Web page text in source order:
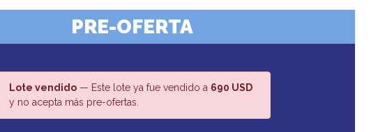
PRE-OFERTA
Lote vendido— Este lote ya fue vendido a 690 USD
y no acepta más pre-ofertas.